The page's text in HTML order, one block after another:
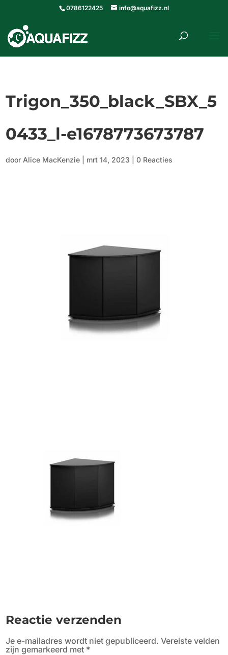
0786122425 info@aquafizz.nl
Trigon_350_black_SBX_5
0433_l-e1678773673787
door Alice MacKenzie mrt 14, 2023 |0 Reacties
Reactie verzenden
Je e-mailadres wordt niet gepubliceerd. Vereiste velden
zijn gemarkeerd met *